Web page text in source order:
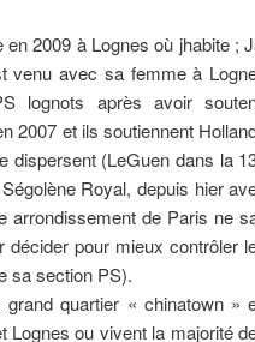
2009 à Lognes où jhabite ;
venu avec sa femme à
lognots après avoir
2007 et ils soutiennent
dispersent (LeGuen dans la
Royal, depuis hier
arrondissement de Paris ne
pour mieux contrôler
sa section PS).
quartier « chinatown »
Lognes ou vivent la majorité